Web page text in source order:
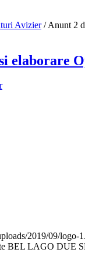
Avizier / Anunt 2
elaborare
2019/09/logo-
BEL LAGO DUE